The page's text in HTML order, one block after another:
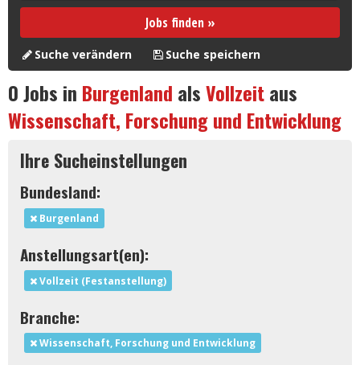
Jobs finden »
Suche verändern Suche speichern
0Jobs in Burgenland alsVollzeitaus
Wissenschaft, Forschung und Entwicklung
Ihre Sucheinstellungen
Bundesland:
Burgenland
Anstellungsart(en):
Vollzeit (Festanstellung)
Branche:
Wissenschaft, Forschung und Entwicklung